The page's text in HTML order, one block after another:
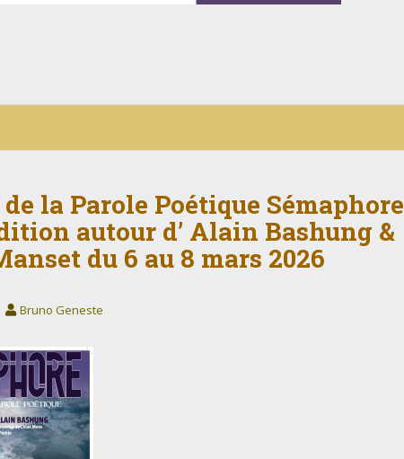
la Parole Poétique Sémaphore
autour d’ Alain Bashung &
du 6 au 8 mars 2026
Bruno Geneste